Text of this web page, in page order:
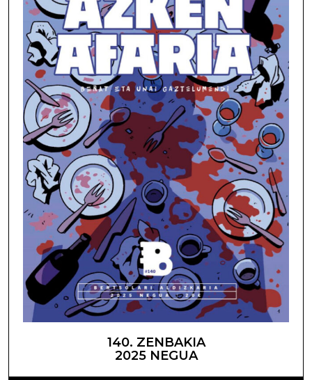
140. ZENBAKIA
2025 NEGUA